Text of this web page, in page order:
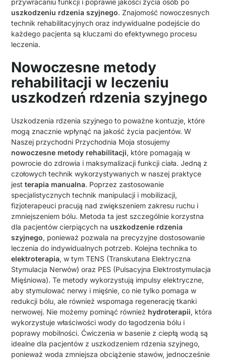
przywracaniu funkcji i poprawie jakości życia osób po
uszkodzeniu rdzenia szyjnego. Znajomość nowoczesnych
technik rehabilitacyjnych oraz indywidualne podejście do
każdego pacjenta są kluczami do efektywnego procesu
leczenia.
Nowoczesne metody
rehabilitacji w leczeniu
uszkodzeń rdzenia szyjnego
Uszkodzenia rdzenia szyjnego to poważne kontuzje, które
mogą znacznie wpłynąć na jakość życia pacjentów. W
Naszej przychodni Przychodnia Moja stosujemy
nowoczesne metody rehabilitacji, które pomagają w
powrocie do zdrowia i maksymalizacji funkcji ciała. Jedną z
czołowych technik wykorzystywanych w naszej praktyce
jestterapia manualna. Poprzez zastosowanie
specjalistycznych technik manipulacji i mobilizacji,
fizjoterapeuci pracują nad zwiększeniem zakresu ruchu i
zmniejszeniem bólu. Metoda ta jest szczególnie korzystna
dla pacjentów cierpiących na uszkodzenie rdzenia
szyjnego, ponieważ pozwala na precyzyjne dostosowanie
leczenia do indywidualnych potrzeb. Kolejna technika to
elektroterapia, w tym TENS (Transkutana Elektryczna
Stymulacja Nerwów) oraz PES (Pulsacyjna Elektrostymulacja
Mięśniowa). Te metody wykorzystują impulsy elektryczne,
aby stymulować nerwy i mięśnie, co nie tylko pomaga w
redukcji bólu, ale również wspomaga regenerację tkanki
nerwowej. Nie możemy pominąć również hydroterapii, która
wykorzystuje właściwości wody do łagodzenia bólu i
poprawy mobilności. Ćwiczenia w basenie z ciepłą wodą są
idealne dla pacjentów z uszkodzeniem rdzenia szyjnego,
ponieważ woda zmniejsza obciążenie stawów, jednocześnie